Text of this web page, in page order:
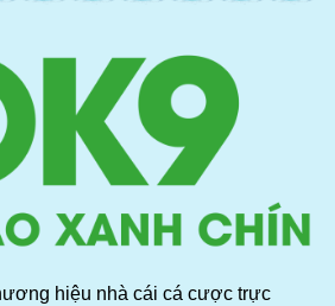
hiệu nhà cái cá cược trực